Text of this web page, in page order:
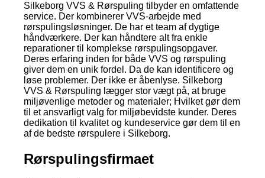
Silkeborg VVS & Rørspuling tilbyder en omfattende
service. Der kombinerer VVS-arbejde med
rørspulingsløsninger. De har et team af dygtige
håndværkere. Der kan håndtere alt fra enkle
reparationer til komplekse rørspulingsopgaver.
Deres erfaring inden for både VVS og rørspuling
giver dem en unik fordel. Da de kan identificere og
løse problemer. Der ikke er åbenlyse. Silkeborg
VVS & Rørspuling lægger stor vægt på, at bruge
miljøvenlige metoder og materialer; Hvilket gør dem
til et ansvarligt valg for miljøbevidste kunder. Deres
dedikation til kvalitet og kundeservice gør dem til en
af de bedste rørspulere i Silkeborg.
Rørspulingsfirmaet